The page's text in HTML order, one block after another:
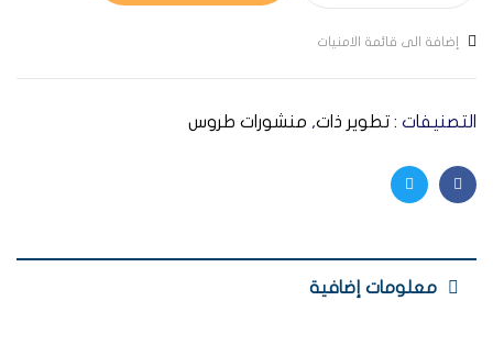
إضافة الى قائمة الامنيات
التصنيفات : تطوير ذات, منشورات طروس
Facebook
Twitter
معلومات إضافية